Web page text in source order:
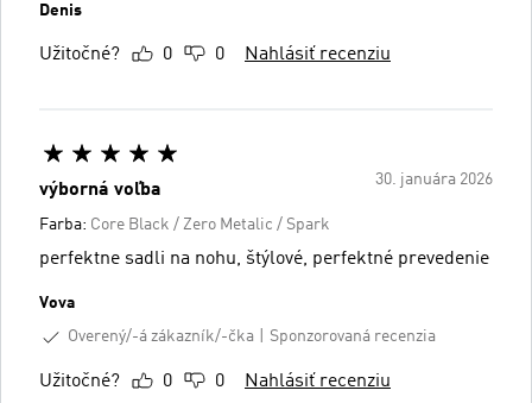
Denis
Užitočné? 0 0 Nahlásiť recenziu
30. januára 2026
výborná voľba
Farba: Core Black / Zero Metalic / Spark
perfektne sadli na nohu, štýlové, perfektné prevedenie
Vova
Overený/-á zákazník/-čka
Sponzorovaná recenzia
Užitočné? 0 0 Nahlásiť recenziu